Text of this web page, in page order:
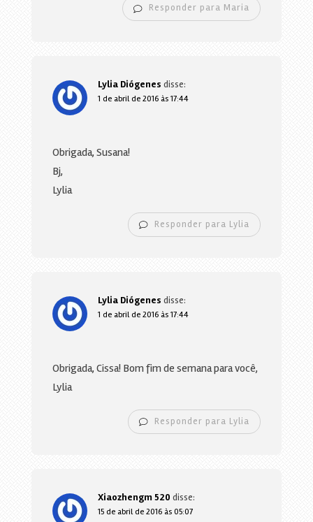
Responder para Maria
Lylia Diógenes disse:
1 de abril de 2016 às 17:44
Obrigada, Susana!
Bj,
Lylia
Responder para Lylia
Lylia Diógenes disse:
1 de abril de 2016 às 17:44
Obrigada, Cissa! Bom fim de semana para você,
Lylia
Responder para Lylia
Xiaozhengm 520 disse:
15 de abril de 2016 às 05:07